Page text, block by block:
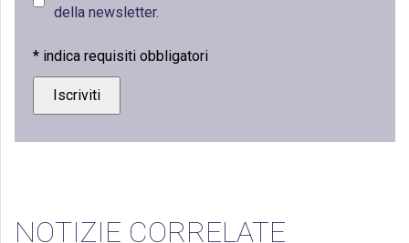
della newsletter.
* indica requisiti obbligatori
NOTIZIE CORRELATE